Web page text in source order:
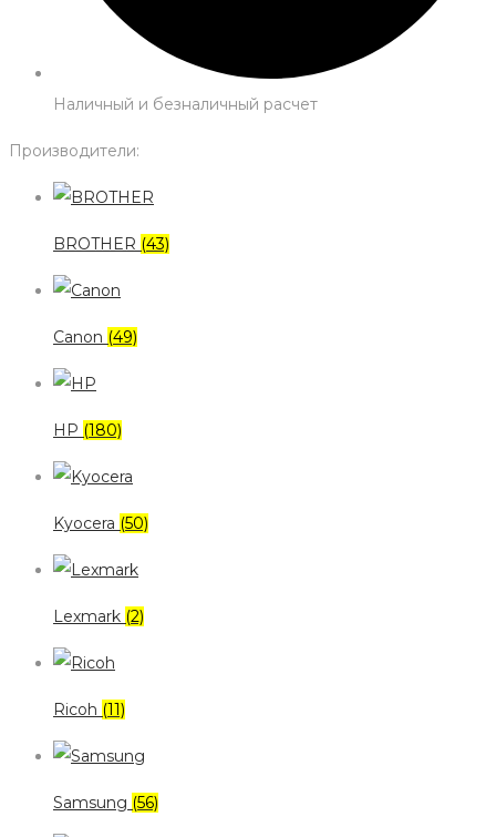
Наличный и безналичный расчет
Производители:
BROTHER (43)
Canon (49)
HP (180)
Kyocera (50)
Lexmark (2)
Ricoh (11)
Samsung (56)